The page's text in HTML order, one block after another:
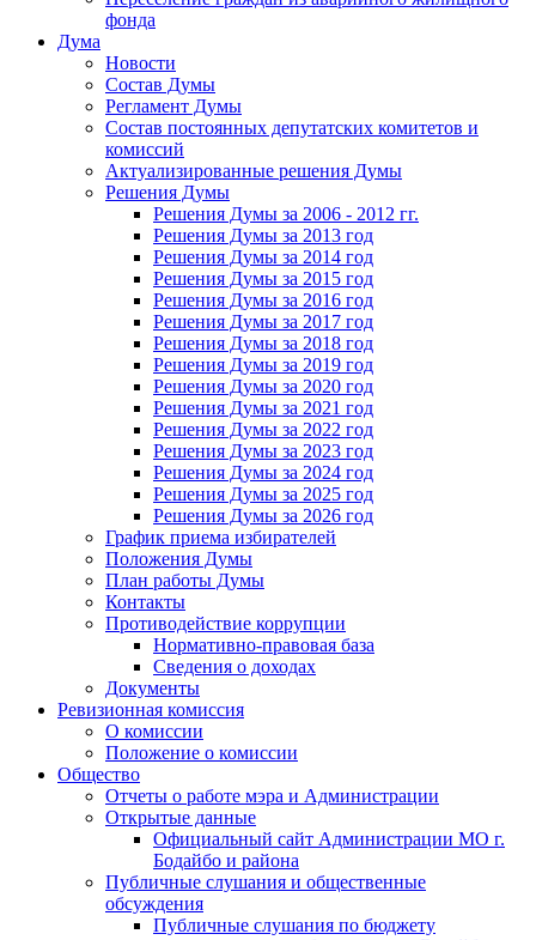
фонда
Дума
Новости
Состав Думы
Регламент Думы
Состав постоянных депутатских комитетов и
комиссий
Актуализированные решения Думы
Решения Думы
Решения Думы за 2006 - 2012 гг.
Решения Думы за 2013 год
Решения Думы за 2014 год
Решения Думы за 2015 год
Решения Думы за 2016 год
Решения Думы за 2017 год
Решения Думы за 2018 год
Решения Думы за 2019 год
Решения Думы за 2020 год
Решения Думы за 2021 год
Решения Думы за 2022 год
Решения Думы за 2023 год
Решения Думы за 2024 год
Решения Думы за 2025 год
Решения Думы за 2026 год
График приема избирателей
Положения Думы
План работы Думы
Контакты
Противодействие коррупции
Нормативно-правовая база
Сведения о доходах
Документы
Ревизионная комиссия
О комиссии
Положение о комиссии
Общество
Отчеты о работе мэра и Администрации
Открытые данные
Официальный сайт Администрации МО г.
Бодайбо и района
Публичные слушания и общественные
обсуждения
Публичные слушания по бюджету